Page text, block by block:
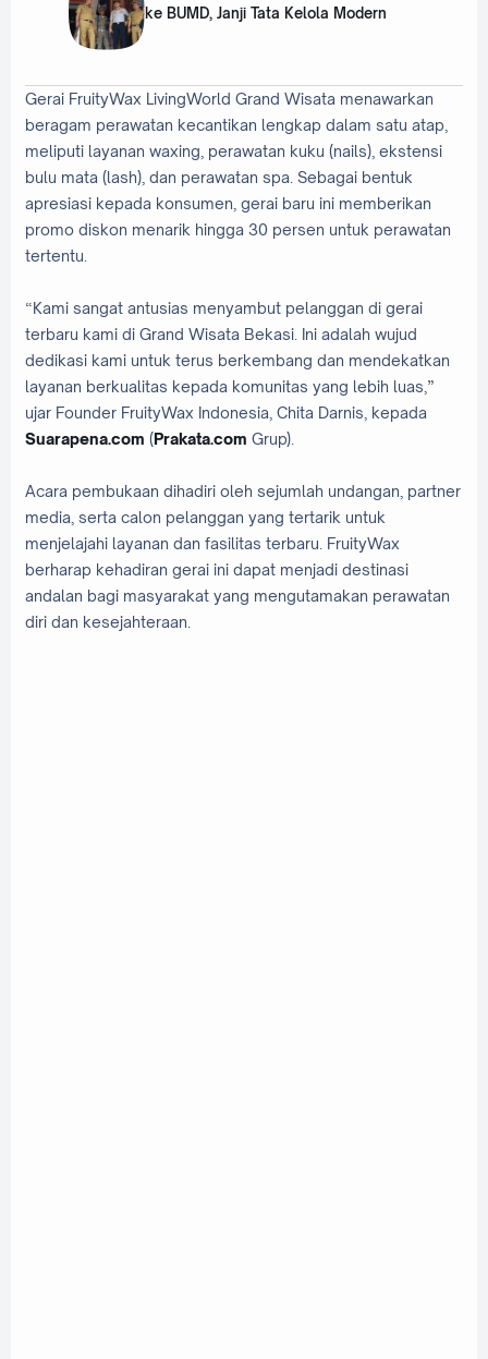
ke BUMD, Janji Tata Kelola Modern
Gerai FruityWax LivingWorld Grand Wisata menawarkan
beragam perawatan kecantikan lengkap dalam satu atap,
meliputi layanan waxing, perawatan kuku (nails), ekstensi
bulu mata (lash), dan perawatan spa. Sebagai bentuk
apresiasi kepada konsumen, gerai baru ini memberikan
promo diskon menarik hingga 30 persen untuk perawatan
tertentu.
“Kami sangat antusias menyambut pelanggan di gerai
terbaru kami di Grand Wisata Bekasi. Ini adalah wujud
dedikasi kami untuk terus berkembang dan mendekatkan
layanan berkualitas kepada komunitas yang lebih luas,”
ujar Founder FruityWax Indonesia, Chita Darnis, kepada
Suarapena.com (Prakata.com Grup).
Acara pembukaan dihadiri oleh sejumlah undangan, partner
media, serta calon pelanggan yang tertarik untuk
menjelajahi layanan dan fasilitas terbaru. FruityWax
berharap kehadiran gerai ini dapat menjadi destinasi
andalan bagi masyarakat yang mengutamakan perawatan
diri dan kesejahteraan.